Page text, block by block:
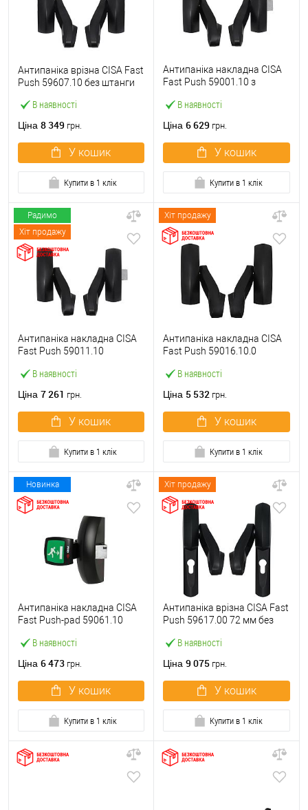
В наявності
Антипаніка врізна CISA Fast
Push 59607.10 без штанги
Ціна 8 349 грн.
У кошик
Купити в 1 клік
В наявності
Антипаніка накладна CISA
Fast Push 59001.10 з
Ціна 6 629 грн.
У кошик
Купити в 1 клік
Радимо
Хіт продажу
В наявності
Антипаніка накладна CISA
Fast Push 59011.10
штанги
Ціна 7 261 грн.
У кошик
Купити в 1 клік
Хіт продажу
В наявності
Антипаніка накладна CISA
Fast Push 59016.10.0
штанги
Ціна 5 532 грн.
У кошик
Купити в 1 клік
Новинка
В наявності
Антипаніка накладна CISA
Fast Push-pad 59061.10
Ціна 6 473 грн.
У кошик
Купити в 1 клік
Хіт продажу
В наявності
Антипаніка врізна CISA Fast
Push 59617.00 72 мм без
Ціна 9 075 грн.
У кошик
Купити в 1 клік